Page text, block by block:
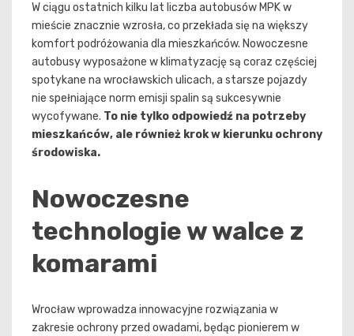
W ciągu ostatnich kilku lat liczba autobusów MPK w
mieście znacznie wzrosła, co przekłada się na większy
komfort podróżowania dla mieszkańców. Nowoczesne
autobusy wyposażone w klimatyzację są coraz częściej
spotykane na wrocławskich ulicach, a starsze pojazdy
nie spełniające norm emisji spalin są sukcesywnie
wycofywane. To nie tylko odpowiedź na potrzeby
mieszkańców, ale również krok w kierunku ochrony
środowiska.
Nowoczesne
technologie w walce z
komarami
Wrocław wprowadza innowacyjne rozwiązania w
zakresie ochrony przed owadami, będąc pionierem w